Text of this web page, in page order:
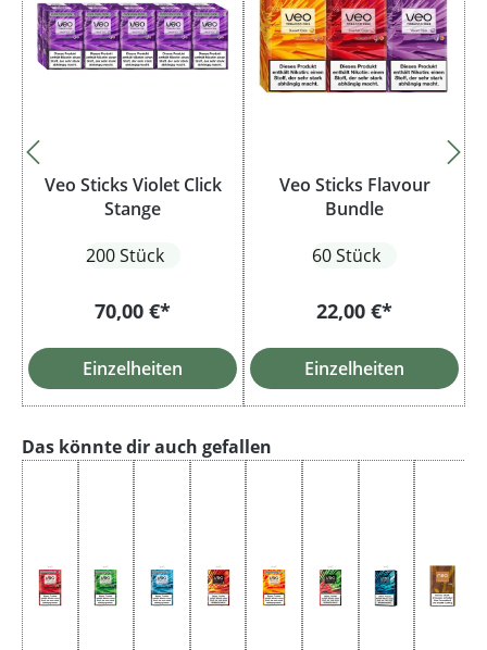
Veo Sticks Violet Click
Stange
200 Stück
70,00 €*
Einzelheiten
Veo Sticks Flavour
Bundle
60 Stück
22,00 €*
Einzelheiten
Produktgalerie überspringen
Das könnte dir auch gefallen